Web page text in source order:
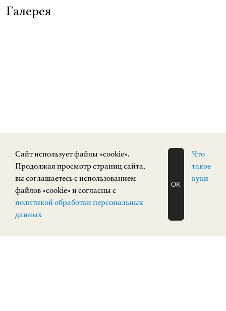
Галерея
ЗАПИСАТЬСЯ
НА ЭКСКУРСИЮ
Cайт использует файлы «cookie».
Продолжая просмотр страниц сайта,
вы соглашаетесь с использованием
файлов «cookie» и согласны с
политикой обработки персональных
данных
OK
Что
такое
куки